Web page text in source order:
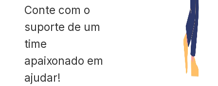
Conte com o
suporte de um
time
apaixonado em
ajudar!